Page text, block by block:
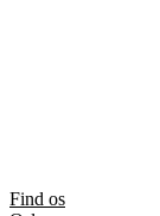
Find os